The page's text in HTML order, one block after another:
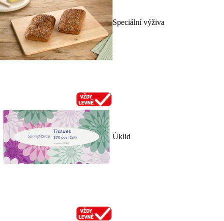
Speciální výživa
Úklid